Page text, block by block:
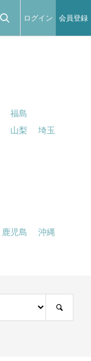
ログイン 会員登録
福島
山梨
埼玉
鹿児島
沖縄